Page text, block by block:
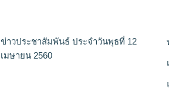
ข่าวประชาสัมพันธ์ ประจำวันพุธที่ 12
เมษายน 2560